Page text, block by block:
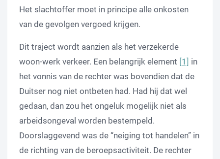
Het slachtoffer moet in principe alle onkosten
van de gevolgen vergoed krijgen.
Dit traject wordt aanzien als het verzekerde
woon-werk verkeer. Een belangrijk element [1] in
het vonnis van de rechter was bovendien dat de
Duitser nog niet ontbeten had. Had hij dat wel
gedaan, dan zou het ongeluk mogelijk niet als
arbeidsongeval worden bestempeld.
Doorslaggevend was de “neiging tot handelen” in
de richting van de beroepsactiviteit. De rechter